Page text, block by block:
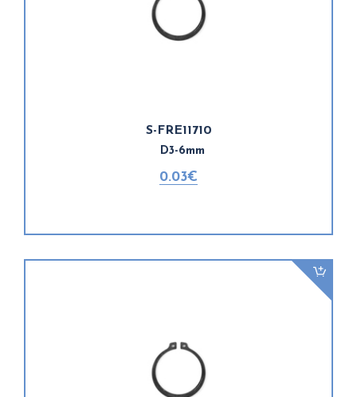
S-FRE11710
D3-6mm
0.03€